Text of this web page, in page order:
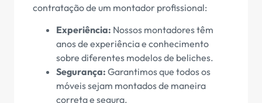
contratação de um montador profissional:
Experiência: Nossos montadores têm
anos de experiência e conhecimento
sobre diferentes modelos de beliches.
Segurança: Garantimos que todos os
móveis sejam montados de maneira
correta e segura.